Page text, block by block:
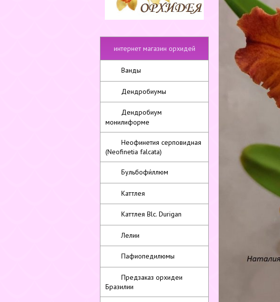
интернет магазин орхидей
Ванды
Дендробиумы
Дендробиум
монилиформе
Неофинетия серповидная
(Neofinetia falcata)
Бульбофи́ллюм
Каттлея
Каттлея Blc. Durigan
Лелии
Пафиопедилюмы
Предзаказ орхидеи
Бразилии